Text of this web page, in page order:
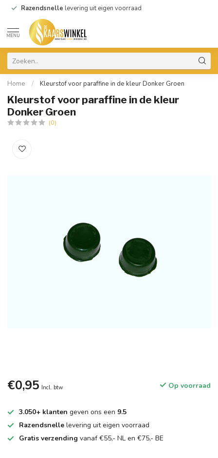
Razendsnelle levering uit eigen voorraad
MENU
Home / Kleurstof voor paraffine in de kleur Donker Groen
Kleurstof voor paraffine in de kleur
Donker Groen
(0)
€0,95 Incl. btw Op voorraad
3.050+ klanten geven ons een 9.5
Razendsnelle levering uit eigen voorraad
Gratis verzending vanaf €55,- NL en €75,- BE